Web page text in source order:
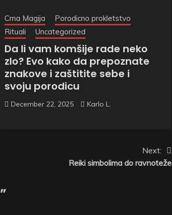
Crna Magija
Porodicno prokletstvo
Rituali
Uncategorized
Da li vam komšije rade neko
zlo? Evo kako da prepoznate
znakove i zaštitite sebe i
svoju porodicu
December 22, 2025 Karlo L.
Next:
Reiki simbolima do ravnoteže
”